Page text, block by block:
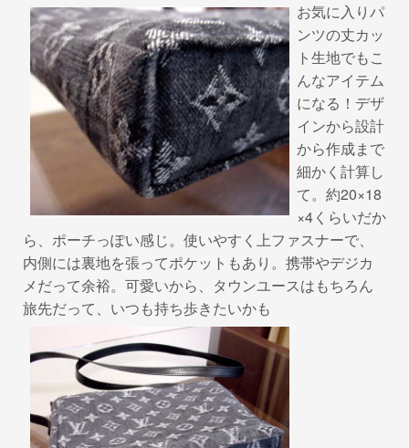
お気に入りパ
ンツの丈カッ
ト生地でもこ
んなアイテム
になる！デザ
インから設計
から作成まで
細かく計算し
て。約20×18
×4くらいだか
ら、ポーチっぽい感じ。使いやすく上ファスナーで、
内側には裏地を張ってポケットもあり。携帯やデジカ
メだって余裕。可愛いから、タウンユースはもちろん
旅先だって、いつも持ち歩きたいかも